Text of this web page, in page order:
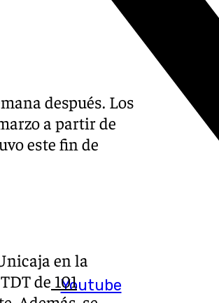
Youtube
después. Los
a partir de
este fin de
en la
de 101